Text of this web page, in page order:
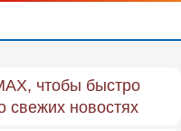
чтобы быстро
свежих новостях